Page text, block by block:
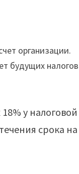
организации.
будущих
у налоговой
срока на